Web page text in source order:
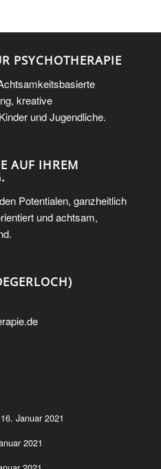
PSYCHOTHERAPIE
kreative
und Jugendliche.
AUF IHREM
Potentialen, ganzheitlich
und achtsam,
16. Januar 2021
2021